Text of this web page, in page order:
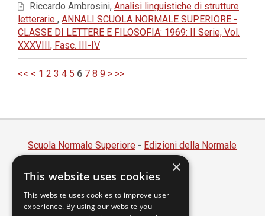
Riccardo Ambrosini, Analisi linguistiche di strutture
letterarie , ANNALI SCUOLA NORMALE SUPERIORE -
CLASSE DI LETTERE E FILOSOFIA: 1969: II Serie, Vol.
XXXVIII, Fasc. III-IV
<< < 1 2 3 4 5 6 7 8 9 > >>
Scuola Normale Superiore - Edizioni della Normale
Piazza dei Cavalieri, 7 - 56126 Pisa
Codice fiscale 80005050507
Partita IVA 00420000507
×
This website uses cookies
This website uses cookies to improve user
experience. By using our website you